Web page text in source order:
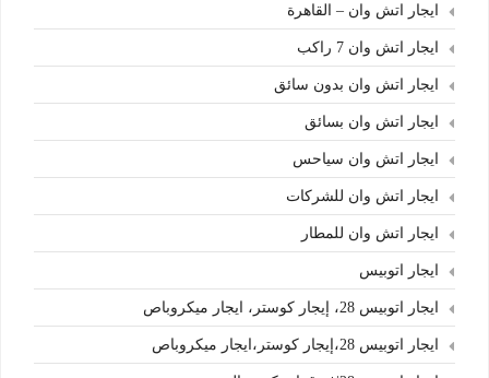
ايجار اتش وان – القاهرة
ايجار اتش وان 7 راكب
ايجار اتش وان بدون سائق
ايجار اتش وان بسائق
ايجار اتش وان سياحس
ايجار اتش وان للشركات
ايجار اتش وان للمطار
ايجار اتوبيس
ايجار اتوبيس 28، إيجار كوستر، ايجار ميكروباص
ايجار اتوبيس 28،إيجار كوستر،ايجار ميكروباص